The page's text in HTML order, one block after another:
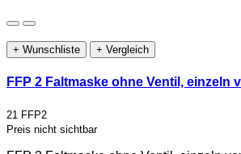
+ Wunschliste + Vergleich
FFP 2 Faltmaske ohne Ventil, einzeln
21 FFP2
Preis nicht sichtbar